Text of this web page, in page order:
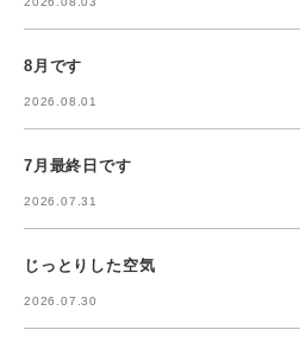
8月です
2026.08.01
7月最終日です
2026.07.31
じっとりした空気
2026.07.30